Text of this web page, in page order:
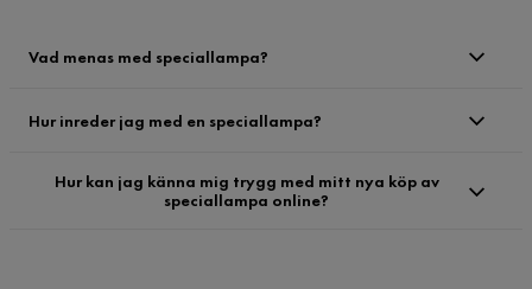
Vad menas med speciallampa?
Hur inreder jag med en speciallampa?
Hur kan jag känna mig trygg med mitt nya köp av
speciallampa online?